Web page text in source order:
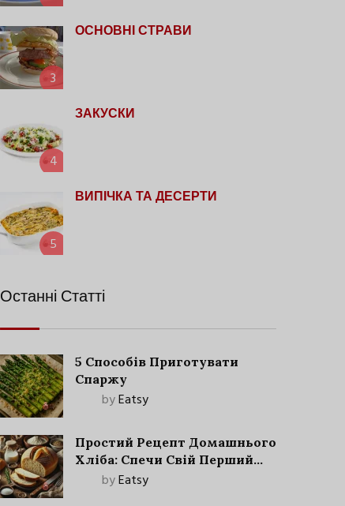
3
ОСНОВНІ СТРАВИ
4
ЗАКУСКИ
5
ВИПІЧКА ТА ДЕСЕРТИ
Останні Статті
5 Способів Приготувати
Спаржу
byEatsy
Простий Рецепт Домашнього
Хліба: Спечи Свій Перший
Запашний Хліб!
byEatsy